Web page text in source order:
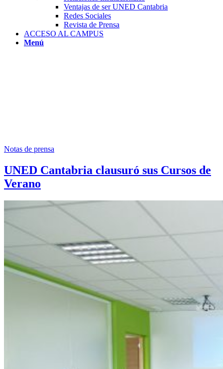
Ventajas de ser UNED Cantabria
Redes Sociales
Revista de Prensa
ACCESO AL CAMPUS
Menú
Notas de prensa
UNED Cantabria clausuró sus Cursos de
Verano